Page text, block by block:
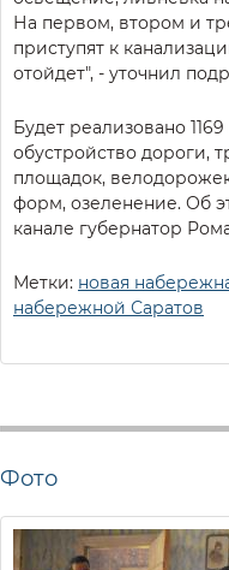
На первом, втором и
приступят к
отойдет", - уточнил
Будет реализовано
обустройство дороги,
площадок,
форм, озеленение. Об
канале губернатор
Метки: новая
набережной Саратов
Фото